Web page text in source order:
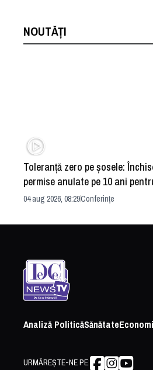
NOUTĂȚI
Toleranță zero pe șosele:
permise anulate pe 10 ani
iresponsabili
04 aug 2026, 08:29Conferințe
Analiză PoliticăSănătate
URMĂREȘTE-NE PE: